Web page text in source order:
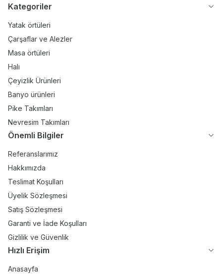
Kategoriler
Yatak örtüleri
Çarşaflar ve Alezler
Masa örtüleri
Halı
Çeyizlik Ürünleri
Banyo ürünleri
Pike Takımları
Nevresim Takımları
Önemli Bilgiler
Referanslarımız
Hakkımızda
Teslimat Koşulları
Üyelik Sözleşmesi
Satış Sözleşmesi
Garanti ve İade Koşulları
Gizlilik ve Güvenlik
Hızlı Erişim
Anasayfa